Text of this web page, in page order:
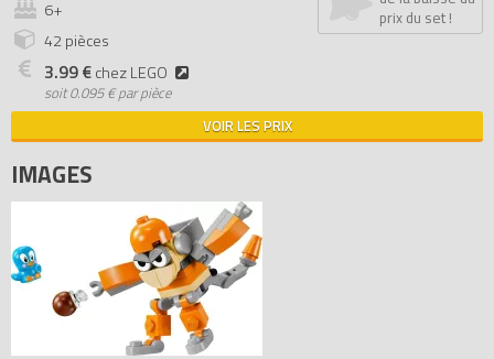
6+
42 pièces
3.99 €chez LEGO
soit0.095 € par pièce
prix du set !
VOIR LES PRIX
IMAGES